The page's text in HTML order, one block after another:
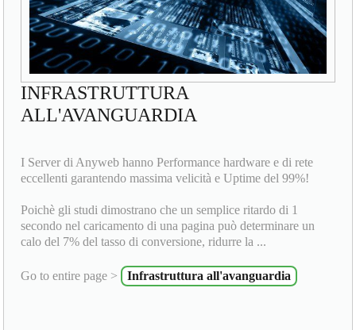
INFRASTRUTTURA
ALL'AVANGUARDIA
I Server di Anyweb hanno Performance hardware e di rete
eccellenti garantendo massima velicità e Uptime del 99%!
Poichè gli studi dimostrano che un semplice ritardo di 1
secondo nel caricamento di una pagina può determinare un
calo del 7% del tasso di conversione, ridurre la ...
Go to entire page > Infrastruttura all'avanguardia